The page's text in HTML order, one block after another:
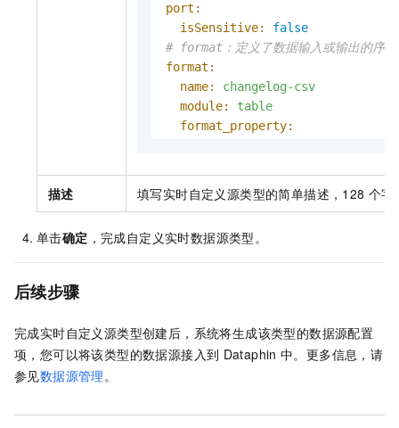
port:
isSensitive:
false
# format：定义了数据输入或输出的序
format:
name:
changelog-csv
module:
table
format_property:
isRequired:
true
isSensitive:
描述 填写实时自定义源类型的简单描述，128 个字
单击确定 ，完成自定义实时数据源类型。
后续步骤
完成实时自定义源类型创建后，系统将生成该类型的数据源配置
项，您可以将该类型的数据源接入到 Dataphin 中。更多信息，请
参见数据源管理。